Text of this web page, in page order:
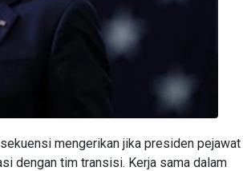
mengerikan jika presiden pejawat
dengan tim transisi. Kerja sama dalam